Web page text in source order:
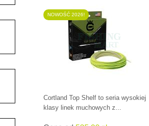
NOWOŚĆ 2026!
ZOBACZ PRODUKT
Cortland Top Shelf to seria wysokiej
klasy linek muchowych z...